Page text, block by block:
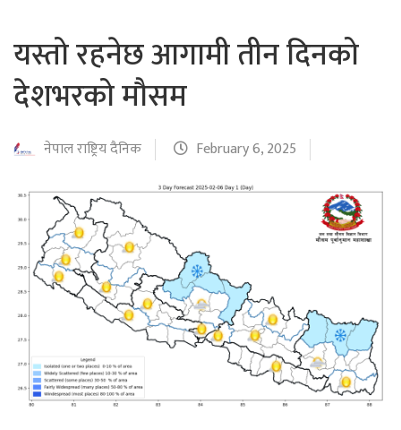
यस्तो रहनेछ आगामी तीन दिनको
देशभरको मौसम
नेपाल राष्ट्रिय दैनिक February 6, 2025